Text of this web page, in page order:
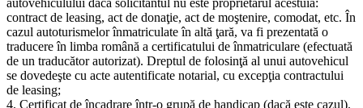
contract de leasing, act de donaţie, act de moştenire, comodat, etc. În
cazul autoturismelor înmatriculate în altă ţară, va fi prezentată o
traducere în limba română a certificatului de înmatriculare (efectuată
de un traducător autorizat). Dreptul de folosinţă al unui autovehicul
se dovedeşte cu acte autentificate notarial, cu excepţia contractului
de leasing;
4. Certificat de încadrare într-o grupă de handicap (dacă este cazul).